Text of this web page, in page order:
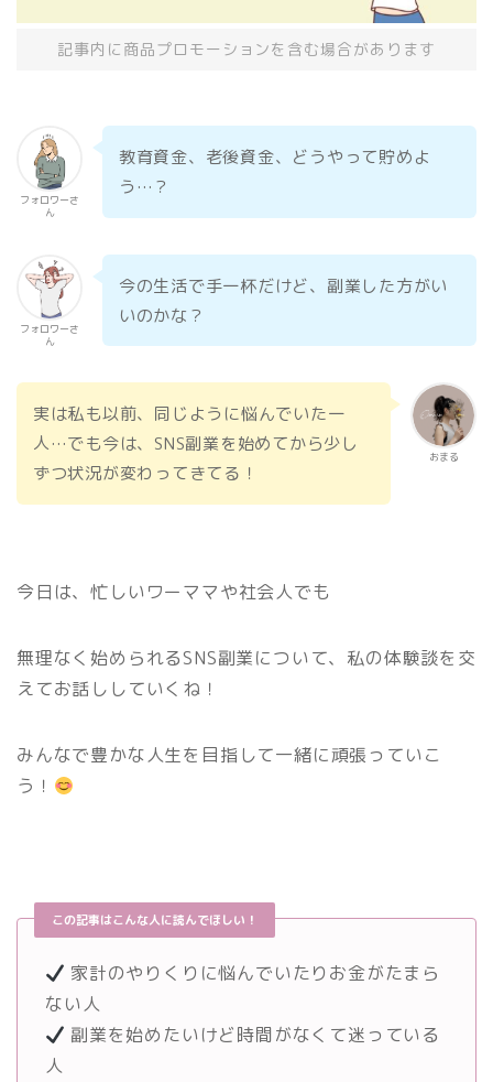
記事内に商品プロモーションを含む場合があります
フォロワーさ
ん
教育資金、老後資金、どうやって貯めよ
う…？
フォロワーさ
ん
今の生活で手一杯だけど、副業した方がい
いのかな？
おまる
実は私も以前、同じように悩んでいた一
人…でも今は、SNS副業を始めてから少し
ずつ状況が変わってきてる！
今日は、忙しいワーママや社会人でも
無理なく始められるSNS副業について、私の体験談を交
えてお話ししていくね！
みんなで豊かな人生を目指して一緒に頑張っていこ
う！
この記事はこんな人に読んでほしい！
家計のやりくりに悩んでいたりお金がたまら
ない人
副業を始めたいけど時間がなくて迷っている
人